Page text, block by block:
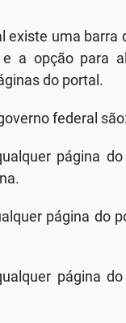
existe uma
e a opção para
do portal.
federal são:
página
página do
página